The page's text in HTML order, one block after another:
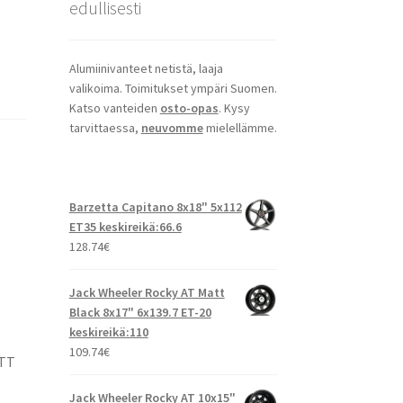
edullisesti
Alumiinivanteet netistä, laaja
valikoima. Toimitukset ympäri Suomen.
Katso vanteiden osto-opas. Kysy
tarvittaessa, neuvommemielellämme.
Barzetta Capitano 8x18" 5x112
ET35 keskireikä:66.6
128.74€
Jack Wheeler Rocky AT Matt
Black 8x17" 6x139.7 ET-20
keskireikä:110
109.74€
Jack Wheeler Rocky AT 10x15"